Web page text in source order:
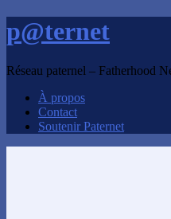
p@ternet
Réseau paternel – Fatherhood
À propos
Contact
Soutenir Paternet